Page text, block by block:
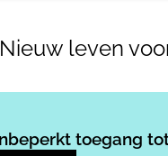
leven
toegang